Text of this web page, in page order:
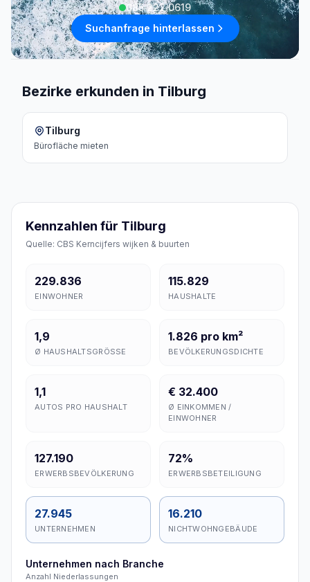
085 222 0619
Suchanfrage hinterlassen
Bezirke erkunden in Tilburg
Tilburg
Bürofläche mieten
Kennzahlen für Tilburg
Quelle: CBS Kerncijfers wijken & buurten
229.836
EINWOHNER
115.829
HAUSHALTE
1,9
Ø HAUSHALTSGRÖSSE
1.826 pro km²
BEVÖLKERUNGSDICHTE
1,1
AUTOS PRO HAUSHALT
€ 32.400
Ø EINKOMMEN /
EINWOHNER
127.190
ERWERBSBEVÖLKERUNG
72%
ERWERBSBETEILIGUNG
27.945
UNTERNEHMEN
16.210
NICHTWOHNGEBÄUDE
Unternehmen nach Branche
Anzahl Niederlassungen